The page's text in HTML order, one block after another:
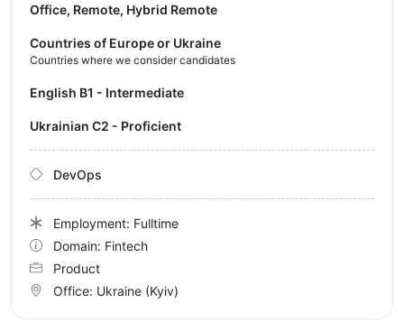
Office, Remote, Hybrid Remote
Countries of Europe or Ukraine
Countries where we consider candidates
English B1 - Intermediate
Ukrainian C2 - Proficient
DevOps
Employment: Fulltime
Domain: Fintech
Product
Office: Ukraine (Kyiv)